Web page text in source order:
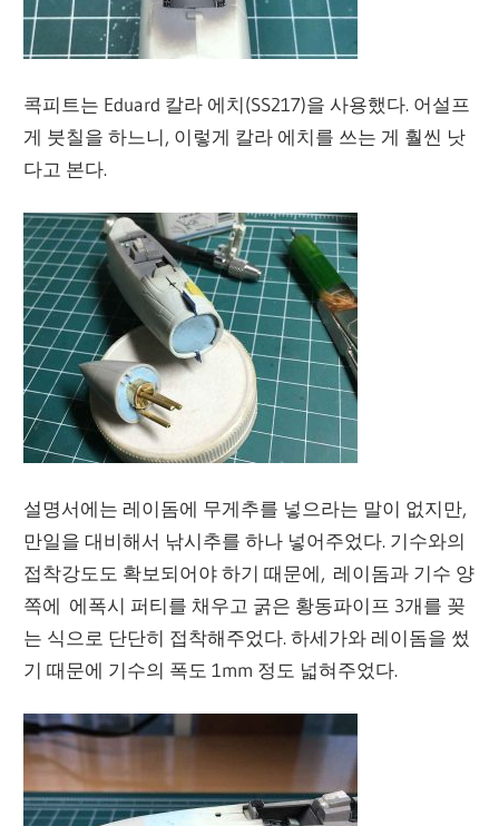
콕피트는 Eduard 칼라 에치(SS217)을 사용했다. 어설프
게 붓칠을 하느니, 이렇게 칼라 에치를 쓰는 게 훨씬 낫
다고 본다.
설명서에는 레이돔에 무게추를 넣으라는 말이 없지만,
만일을 대비해서 낚시추를 하나 넣어주었다. 기수와의
접착강도도 확보되어야 하기 때문에, 레이돔과 기수 양
쪽에 에폭시 퍼티를 채우고 굵은 황동파이프 3개를 꽂
는 식으로 단단히 접착해주었다. 하세가와 레이돔을 썼
기 때문에 기수의 폭도 1mm 정도 넓혀주었다.